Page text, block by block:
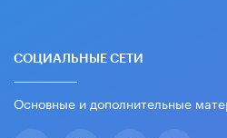
СОЦИАЛЬНЫЕ СЕТИ
Основные и дополнительные